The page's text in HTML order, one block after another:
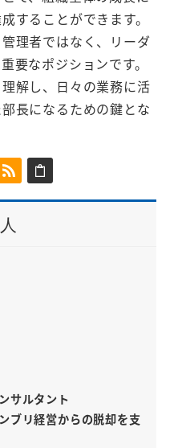
することができます。
理者ではなく、リーダ
要なポジションです。
解し、日々の業務に活
長になるための鍵とな
サルタント
ブリ経営からの脱却を支